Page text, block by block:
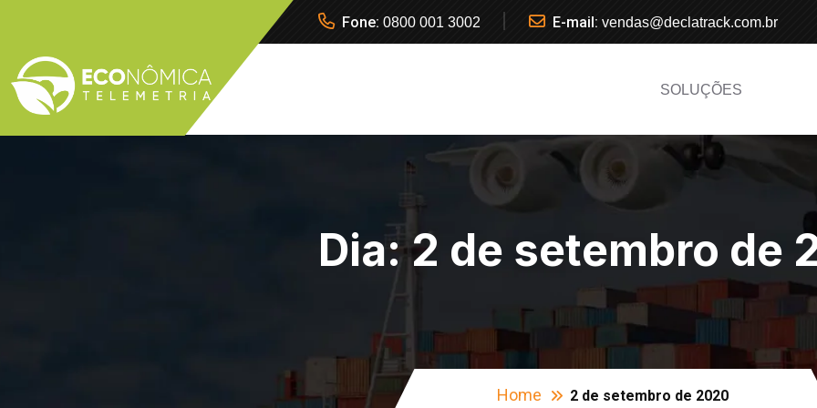
Fone: 0800 001 3002 E-mail: vendas@declatrack.com.br
SOLUÇÕES
Dia:2 de setembro de
Home 2 de setembro de 2020